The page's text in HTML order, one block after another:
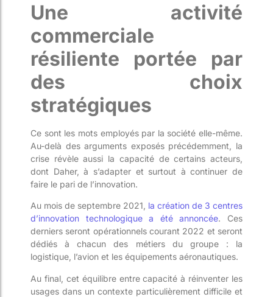
Une activité
commerciale
résiliente portée par
des choix
stratégiques
Ce sont les mots employés par la société elle-même.
Au-delà des arguments exposés précédemment, la
crise révèle aussi la capacité de certains acteurs,
dont Daher, à s’adapter et surtout à continuer de
faire le pari de l’innovation.
Au mois de septembre 2021, la création de 3 centres
d’innovation technologique a été annoncée. Ces
derniers seront opérationnels courant 2022 et seront
dédiés à chacun des métiers du groupe : la
logistique, l’avion et les équipements aéronautiques.
Au final, cet équilibre entre capacité à réinventer les
usages dans un contexte particulièrement difficile et